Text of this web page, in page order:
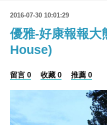
2016-07-30 10:01:29
優雅-好康報報
House)
留言 0 收藏 0 推薦 0